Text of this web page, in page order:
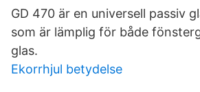
GD 470 är en universell passiv
som är lämplig för både
glas.
Ekorrhjul betydelse